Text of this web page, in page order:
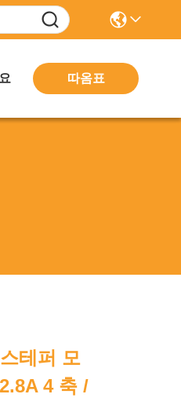
따옴표
테퍼 모
4 축 /